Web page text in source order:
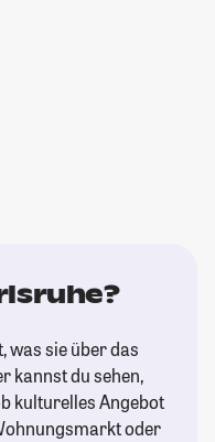
was sie über das
kannst du sehen,
kulturelles Angebot
oder